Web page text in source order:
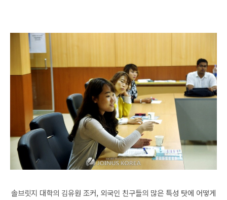
솔브릿지 대학의 김유원 조커, 외국인 친구들의 많은 특성 탓에 어떻게